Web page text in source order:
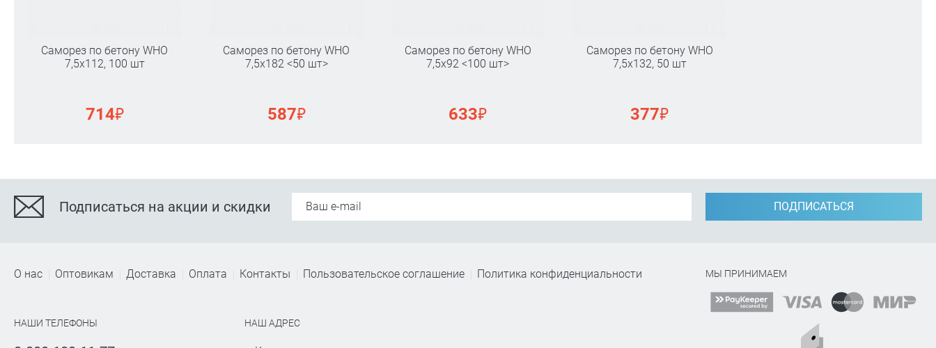
Саморез по бетону WHO
7,5х112, 100 шт
714₽
Саморез по бетону WHO
7,5х182 <50 шт>
587₽
Саморез по бетону WHO
7,5х92 <100 шт>
633₽
Саморез по бетону WHO
7,5х132, 50 шт
377₽
Подписаться на акции и скидки ПОДПИСАТЬСЯ
О нас Оптовикам Доставка Оплата Контакты Пользовательское соглашение Политика конфиденциальности
НАШИ ТЕЛЕФОНЫ НАШ АДРЕС
МЫ ПРИНИМАЕМ